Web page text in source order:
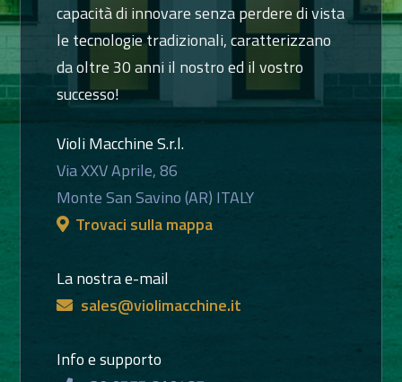
capacità di innovare senza perdere di vista
le tecnologie tradizionali, caratterizzano
da oltre 30 anni il nostro ed il vostro
successo!
Violi Macchine S.r.l.
Via XXV Aprile, 86
Monte San Savino (AR) ITALY
Trovaci sulla mappa
La nostra e-mail
sales@violimacchine.it
Info e supporto